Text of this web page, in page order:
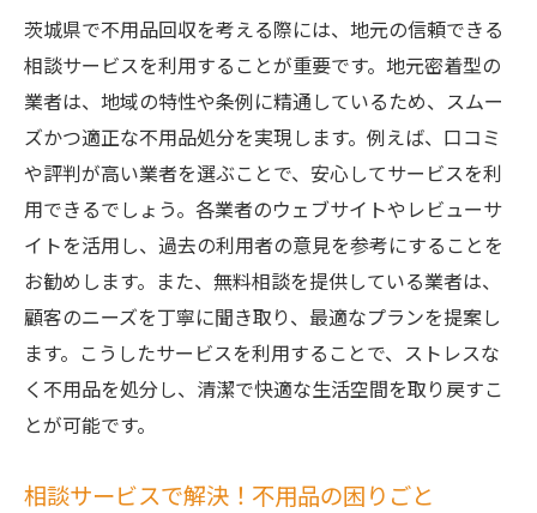
茨城県で不用品回収を考える際には、地元の信頼できる
相談サービスを利用することが重要です。地元密着型の
業者は、地域の特性や条例に精通しているため、スムー
ズかつ適正な不用品処分を実現します。例えば、口コミ
や評判が高い業者を選ぶことで、安心してサービスを利
用できるでしょう。各業者のウェブサイトやレビューサ
イトを活用し、過去の利用者の意見を参考にすることを
お勧めします。また、無料相談を提供している業者は、
顧客のニーズを丁寧に聞き取り、最適なプランを提案し
ます。こうしたサービスを利用することで、ストレスな
く不用品を処分し、清潔で快適な生活空間を取り戻すこ
とが可能です。
相談サービスで解決！不用品の困りごと